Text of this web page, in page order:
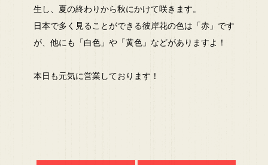
生し、夏の終わりから秋にかけて咲きます。
⁡日本で多く見ることができる彼岸花の色は「赤」です
が、他にも「白色」や「黄色」などがありますよ！
本日も元気に営業しております！